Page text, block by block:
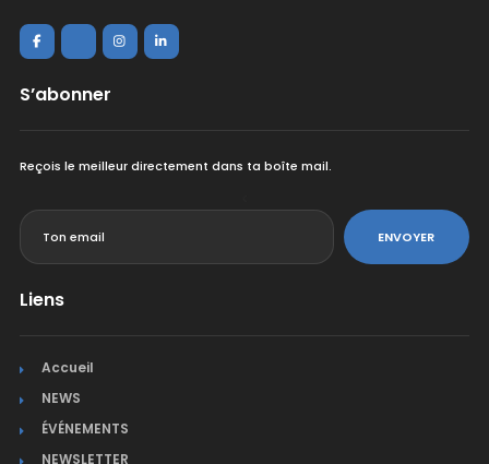
S’abonner
Reçois le meilleur directement dans ta boîte mail.
ENVOYER
Liens
Accueil
NEWS
ÉVÉNEMENTS
NEWSLETTER